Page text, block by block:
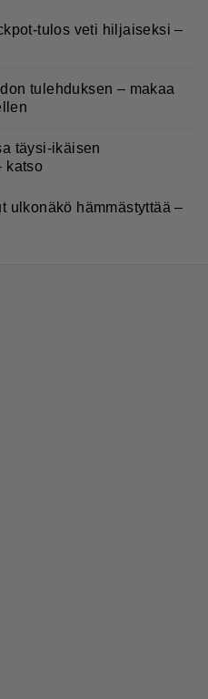
tulos veti hiljaiseksi –
tulehduksen – makaa
täysi-ikäisen
katso
ulkonäkö hämmästyttää –